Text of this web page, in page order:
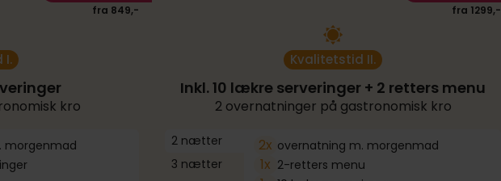
fra 849,-
I.
kro
morgenmad
fra 1299,-
Kvalitetstid II.
Inkl. 10 lækre serveringer + 2 retters menu
2 overnatninger på gastronomisk kro
2 nætter
3 nætter
2x overnatning m. morgenmad
1x 2-retters menu